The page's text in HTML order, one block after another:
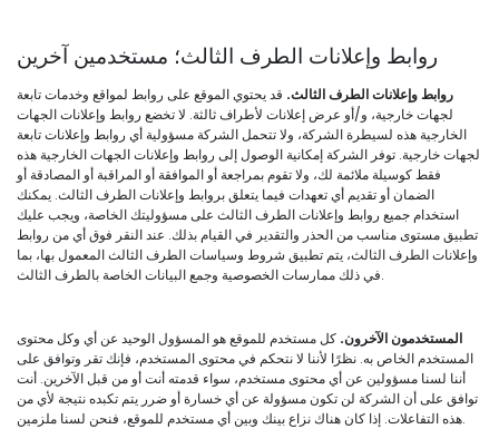
روابط وإعلانات الطرف الثالث؛ مستخدمين آخرين
روابط وإعلانات الطرف الثالث. قد يحتوي الموقع على روابط لمواقع وخدمات تابعة
لجهات خارجية، و/أو عرض إعلانات لأطراف ثالثة. لا تخضع روابط وإعلانات الجهات
الخارجية هذه لسيطرة الشركة، ولا تتحمل الشركة مسؤولية أي روابط وإعلانات تابعة
لجهات خارجية. توفر الشركة إمكانية الوصول إلى روابط وإعلانات الجهات الخارجية هذه
فقط كوسيلة ملائمة لك، ولا تقوم بمراجعة أو الموافقة أو المراقبة أو المصادقة أو
الضمان أو تقديم أي تعهدات فيما يتعلق بروابط وإعلانات الطرف الثالث. يمكنك
استخدام جميع روابط وإعلانات الطرف الثالث على مسؤوليتك الخاصة، ويجب عليك
تطبيق مستوى مناسب من الحذر والتقدير في القيام بذلك. عند النقر فوق أي من روابط
وإعلانات الطرف الثالث، يتم تطبيق شروط وسياسات الطرف الثالث المعمول بها، بما
في ذلك ممارسات الخصوصية وجمع البيانات الخاصة بالطرف الثالث.
المستخدمون الآخرون. كل مستخدم للموقع هو المسؤول الوحيد عن أي وكل محتوى
المستخدم الخاص به. نظرًا لأننا لا نتحكم في محتوى المستخدم، فإنك تقر وتوافق على
أننا لسنا مسؤولين عن أي محتوى مستخدم، سواء قدمته أنت أو من قبل الآخرين. أنت
توافق على أن الشركة لن تكون مسؤولة عن أي خسارة أو ضرر يتم تكبده نتيجة لأي من
هذه التفاعلات. إذا كان هناك نزاع بينك وبين أي مستخدم للموقع، فنحن لسنا ملزمين.